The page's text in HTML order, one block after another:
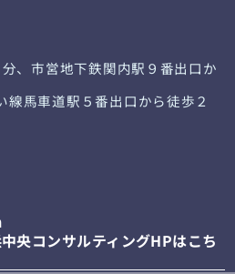
、市営地下鉄関内駅９番出口か
線馬車道駅５番出口から徒歩２
央コンサルティングHPはこち